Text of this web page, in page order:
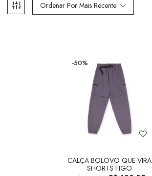
Ordenar Por Mais Recente
-50%
CALÇA BOLOVO QUE VIRA
SHORTS FIGO